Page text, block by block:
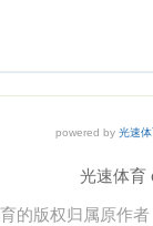
powered by 光速
光速体育
的版权归属原作